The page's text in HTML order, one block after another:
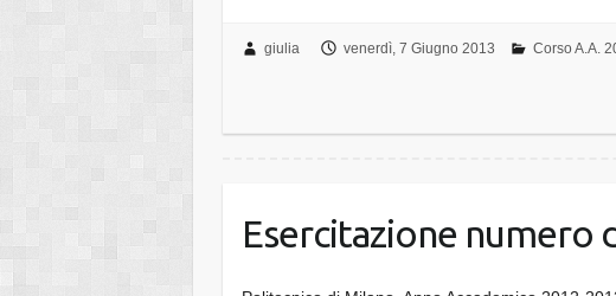
giulia venerdì, 7 Giugno 2013 Corso A.A.
Esercitazione numero